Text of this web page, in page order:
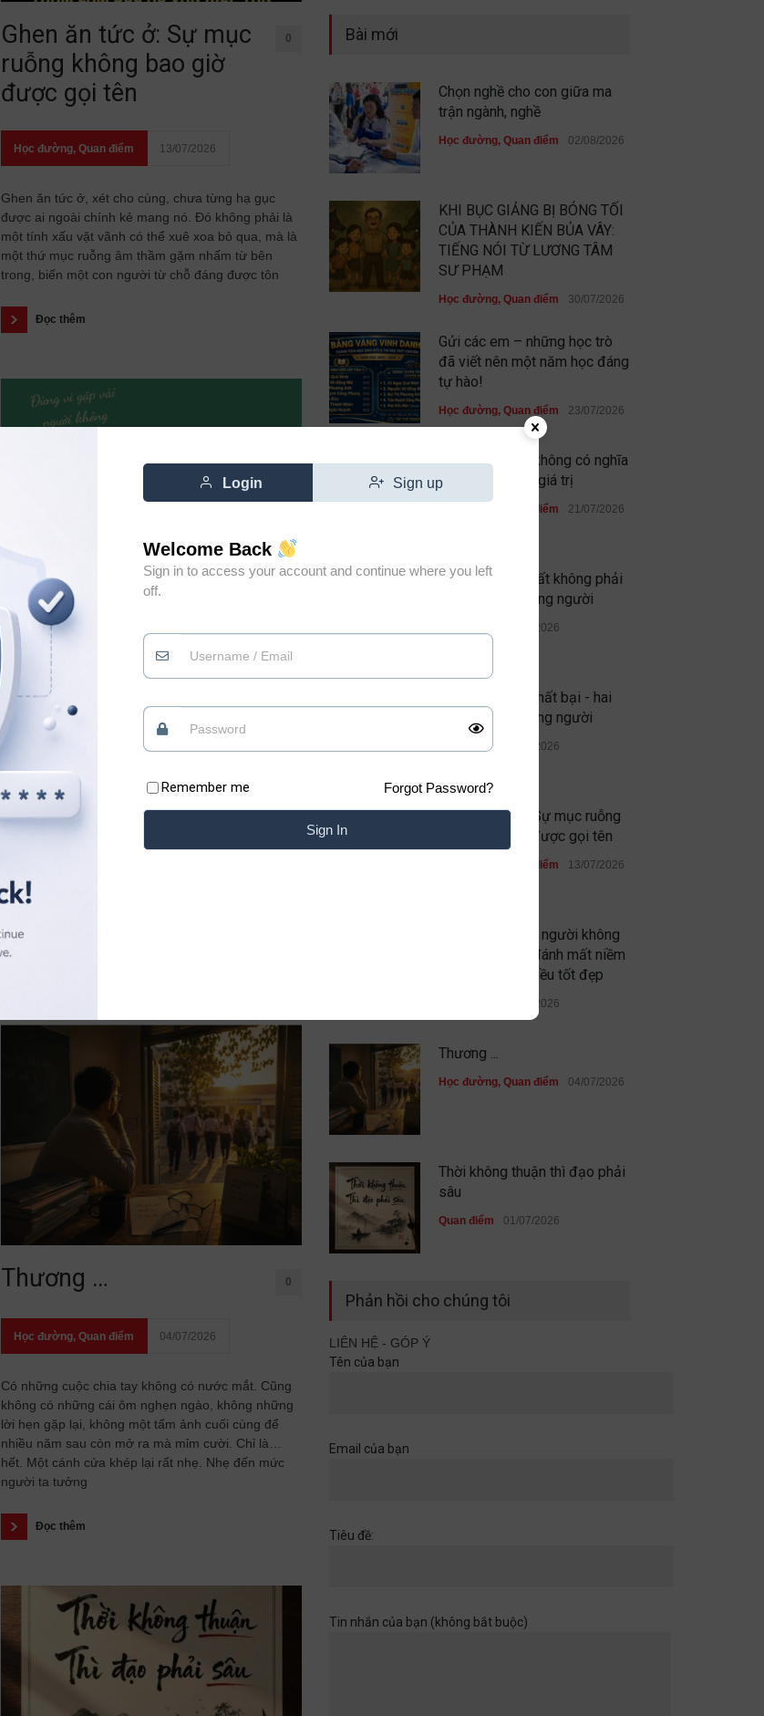
Ghen ăn tức ở: Sự mục
ruỗng không bao giờ
được gọi tên
0
Học đường, Quan điểm 13/07/2026
Ghen ăn tức ở, xét cho cùng, chưa từng hạ gục
được ai ngoài chính kẻ mang nó. Đó không phải là
một tính xấu vặt vãnh có thể xuê xoa bỏ qua, mà là
một thứ mục ruỗng âm thầm gặm nhấm từ bên
trong, biến một con người từ chỗ đáng được tôn
Đọc thêm
Đừng vì gặp vài người
không xứng đáng mà
đánh mất niềm tin vào
những điều tốt đẹp
0
Có những lúc, sống “chua” một chút mới giữ được
phần ngọt của đời mình Xin chào những tâm hồn
lại với Blog của Thiệp. Có những bài học của cuộc
đời không nằm trong sách vở. Chỉ cần lặng lẽ đứng
Thương … 0
Học đường, Quan điểm 04/07/2026
Có những cuộc chia tay không có nước mắt. Cũng
không có những cái ôm nghẹn ngào, không những
lời hẹn gặp lại, không một tấm ảnh cuối cùng để
nhiều năm sau còn mở ra mà mỉm cười. Chỉ là…
hết. Một cánh cửa khép lại rất nhẹ. Nhẹ đến mức
người ta tưởng
Đọc thêm
Bài mới
Chọn nghề cho con giữa ma
trận ngành, nghề
Học đường, Quan điểm 02/08/2026
KHI BỤC GIẢNG BỊ BÓNG TỐI
CỦA THÀNH KIẾN BỦA VÂY:
TIẾNG NÓI TỪ LƯƠNG TÂM
SƯ PHẠM
Học đường, Quan điểm 30/07/2026
Gửi các em – những học trò
đã viết nên một năm học đáng
tự hào!
Học đường, Quan điểm 23/07/2026
Chưa xuất sắc không có nghĩa
là em không có giá trị
Quan điểm 21/07/2026
Thứ đáng sợ nhất không phải
quỷ dữ, mà là lòng người
19/07/2026
Thành công và thất bại - hai
phép thử của lòng người
Quan điểm 13/07/2026
Ghen ăn tức ở: Sự mục ruỗng
không bao giờ được gọi tên
Quan điểm 13/07/2026
Đừng vì gặp vài người không
xứng đáng mà đánh mất niềm
tin vào những điều tốt đẹp
09/07/2026
Thương ...
Học đường, Quan điểm 04/07/2026
Thời không thuận thì đạo phải
sâu
Quan điểm 01/07/2026
Sau cùng, mình đã không đi
cùng nhau
Phản hồi cho chúng tôi
LIÊN HỆ - GÓP Ý
Tên của bạn
Email của bạn
Tiêu đề:
Tin nhắn của bạn (không bắt buộc)
Login Sign up
Welcome Back
Sign in to access your account and continue where you left
off.
Remember me Forgot Password?
Sign In